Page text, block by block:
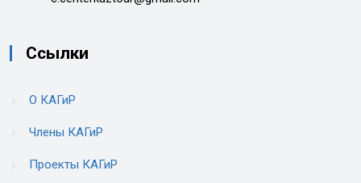
Ссылки
О КАГиР
Члены КАГиР
Проекты КАГиР